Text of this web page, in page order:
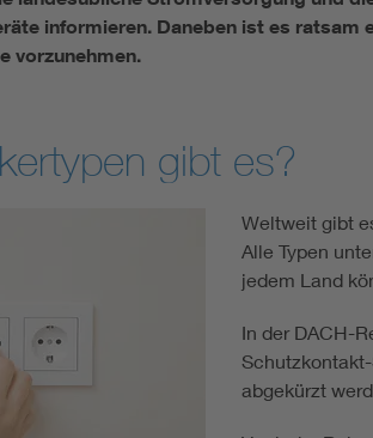
informieren. Daneben ist es ratsam
vorzunehmen.
gibt es?
Weltweit gibt
Alle Typen
jedem Land
In der DACH-
abgekürzt